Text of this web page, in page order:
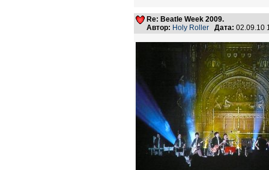
Re: Beatle Week 2009.
Автор: Holy Roller Дата: 02.09.10